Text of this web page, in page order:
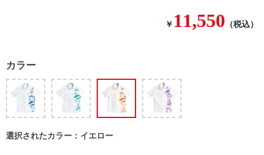
￥ 11,550 （税込）
カラー
選択されたカラー：イエロー